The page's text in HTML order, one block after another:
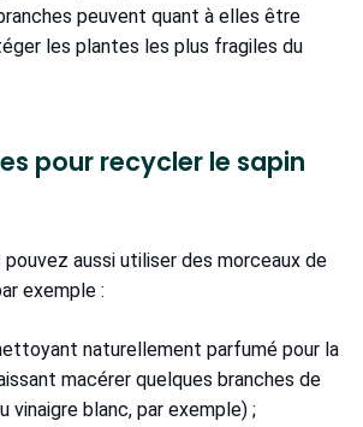
peuvent quant à elles être
les plantes les plus fragiles du
pour recycler le sapin
pouvez aussi utiliser des morceaux de
exemple :
naturellement parfumé pour la
macérer quelques branches de
vinaigre blanc, par exemple) ;